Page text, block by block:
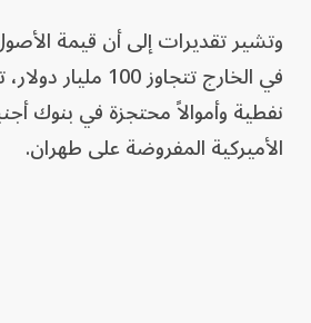
وتشير تقديرات إلى أن قيمة
في الخارج تتجاوز
نفطية وأموالاً محتجزة في بنوك
الأميركية المفروضة على طهران.